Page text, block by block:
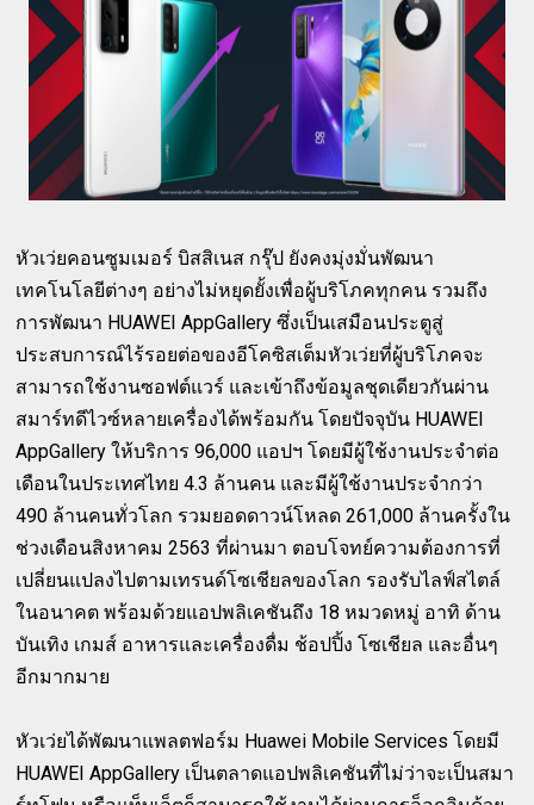
หัวเว่ยคอนซูมเมอร์ บิสสิเนส กรุ๊ป ยังคงมุ่งมั่นพัฒนา
เทคโนโลยีต่างๆ อย่างไม่หยุดยั้งเพื่อผู้บริโภคทุกคน รวมถึง
การพัฒนา HUAWEI AppGallery ซึ่งเป็นเสมือนประตูสู่
ประสบการณ์ไร้รอยต่อของอีโคซิสเต็มหัวเว่ยที่ผู้บริโภคจะ
สามารถใช้งานซอฟต์แวร์ และเข้าถึงข้อมูลชุดเดียวกันผ่าน
สมาร์ทดีไวซ์หลายเครื่องได้พร้อมกัน โดยปัจจุบัน HUAWEI
AppGallery ให้บริการ 96,000 แอปฯ โดยมีผู้ใช้งานประจำต่อ
เดือนในประเทศไทย 4.3 ล้านคน และมีผู้ใช้งานประจำกว่า
490 ล้านคนทั่วโลก รวมยอดดาวน์โหลด 261,000 ล้านครั้งใน
ช่วงเดือนสิงหาคม 2563 ที่ผ่านมา ตอบโจทย์ความต้องการที่
เปลี่ยนแปลงไปตามเทรนด์โซเชียลของโลก รองรับไลฟ์สไตล์
ในอนาคต พร้อมด้วยแอปพลิเคชันถึง 18 หมวดหมู่ อาทิ ด้าน
บันเทิง เกมส์ อาหารและเครื่องดื่ม ช้อปปิ้ง โซเชียล และอื่นๆ
อีกมากมาย
หัวเว่ยได้พัฒนาแพลตฟอร์ม Huawei Mobile Services โดยมี
HUAWEI AppGallery เป็นตลาดแอปพลิเคชันที่ไม่ว่าจะเป็นสมา